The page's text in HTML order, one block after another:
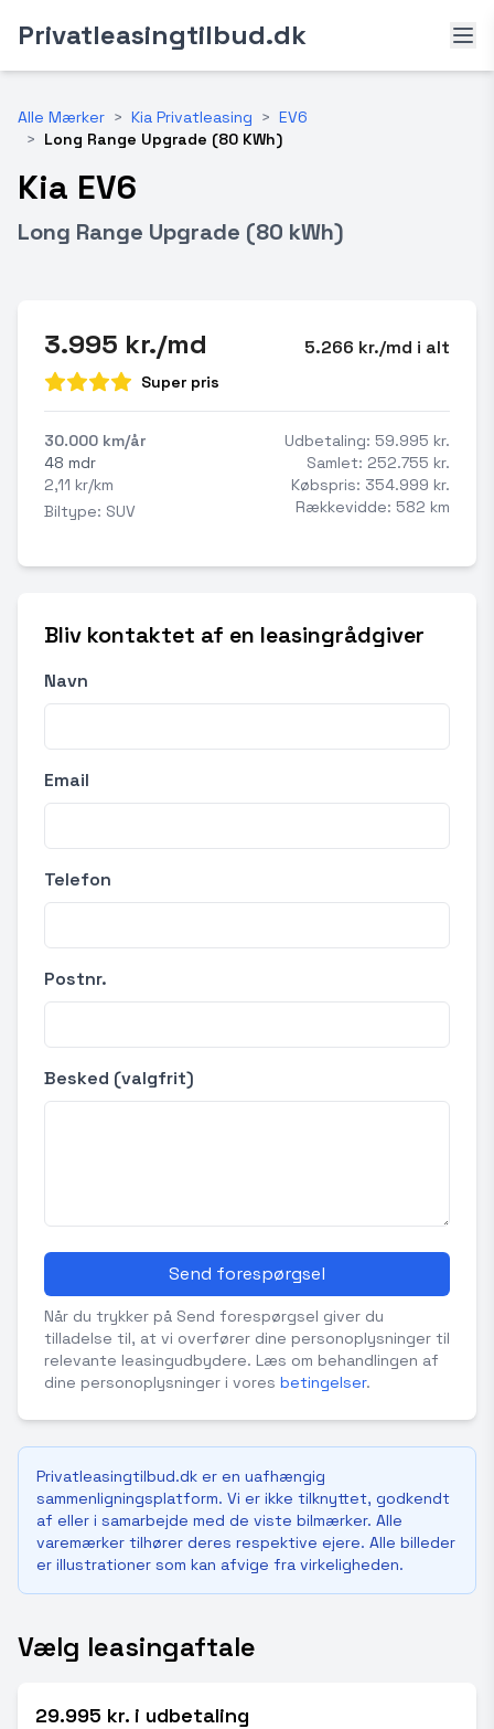
Privatleasingtilbud.dk
Alle Mærker > Kia Privatleasing > EV6
> Long Range Upgrade (80 KWh)
Kia EV6
Long Range Upgrade (80 kWh)
3.995 kr./md 5.266 kr./md i alt
Super pris
30.000 km/år
48 mdr
2,11 kr/km
Biltype: SUV
Udbetaling: 59.995 kr.
Samlet: 252.755 kr.
Købspris: 354.999 kr.
Rækkevidde: 582 km
Bliv kontaktet af en leasingrådgiver
Navn
Email
Telefon
Postnr.
Besked (valgfrit)
Send forespørgsel
Når du trykker på Send forespørgsel giver du
tilladelse til, at vi overfører dine personoplysninger til
relevante leasingudbydere. Læs om behandlingen af
dine personoplysninger i vores betingelser.
Privatleasingtilbud.dk er en uafhængig
sammenligningsplatform. Vi er ikke tilknyttet, godkendt
af eller i samarbejde med de viste bilmærker. Alle
varemærker tilhører deres respektive ejere. Alle billeder
er illustrationer som kan afvige fra virkeligheden.
Vælg leasingaftale
29.995 kr. i udbetaling